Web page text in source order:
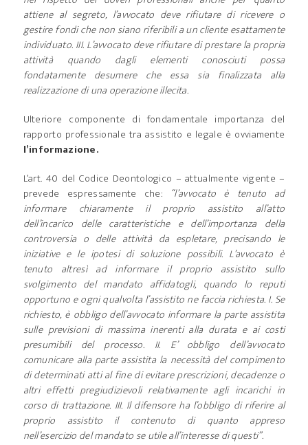
attiene al segreto, l’avvocato deve rifiutare di ricevere o
gestire fondi che non siano riferibili a un cliente esattamente
individuato. III. L’avvocato deve rifiutare di prestare la propria
attività quando dagli elementi conosciuti possa
fondatamente desumere che essa sia finalizzata alla
realizzazione di una operazione illecita.
Ulteriore componente di fondamentale importanza del
rapporto professionale tra assistito e legale è ovviamente
l’informazione.
L’art. 40 del Codice Deontologico – attualmente vigente –
prevede espressamente che: “l’avvocato è tenuto ad
informare chiaramente il proprio assistito all’atto
dell’incarico delle caratteristiche e dell’importanza della
controversia o delle attività da espletare, precisando le
iniziative e le ipotesi di soluzione possibili. L’avvocato è
tenuto altresì ad informare il proprio assistito sullo
svolgimento del mandato affidatogli, quando lo reputi
opportuno e ogni qualvolta l’assistito ne faccia richiesta. I. Se
richiesto, è obbligo dell’avvocato informare la parte assistita
sulle previsioni di massima inerenti alla durata e ai costi
presumibili del processo.
II. E’ obbligo dell’avvocato
comunicare alla parte assistita la necessità del compimento
di determinati atti al fine di evitare prescrizioni, decadenze o
altri effetti pregiudizievoli relativamente agli incarichi in
corso di trattazione. III. Il difensore ha l’obbligo di riferire al
proprio assistito il contenuto di quanto appreso
nell’esercizio del mandato se utile all’interesse di questi”.